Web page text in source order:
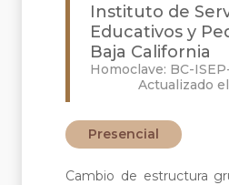
Instituto de
Educativos y
Baja California
Homoclave: BC-
Actualizado
Presencial
Cambio de estructura